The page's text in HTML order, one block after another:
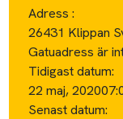
Adress :
26431 Klippan
Gatuadress är
Tidigast datum:
22 maj, 2020
Senast datum: